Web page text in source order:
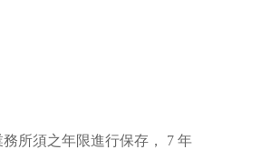
所須之年限進行保存， 7 年